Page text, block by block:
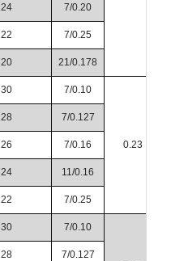
24 7/0.20
22 7/0.25
20 21/0.178
30 7/0.10
0.23
28 7/0.127
26 7/0.16
24 11/0.16
22 7/0.25
30 7/0.10
28 7/0.127